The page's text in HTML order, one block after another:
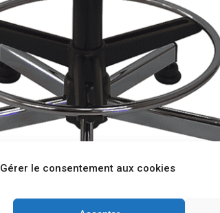
Gérer le consentement aux cookies